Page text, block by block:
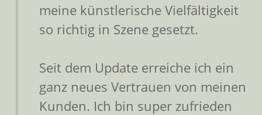
meine künstlerische Vielfältigkeit
so richtig in Szene gesetzt.
Seit dem Update erreiche ich ein
ganz neues Vertrauen von meinen
Kunden. Ich bin super zufrieden